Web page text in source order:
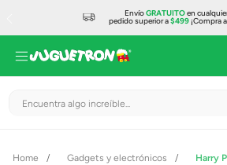
EnvíoGRATUITOen
pedido superior a$499¡Compra
Encuentra algo increíble...
Gadgets y electrónicos